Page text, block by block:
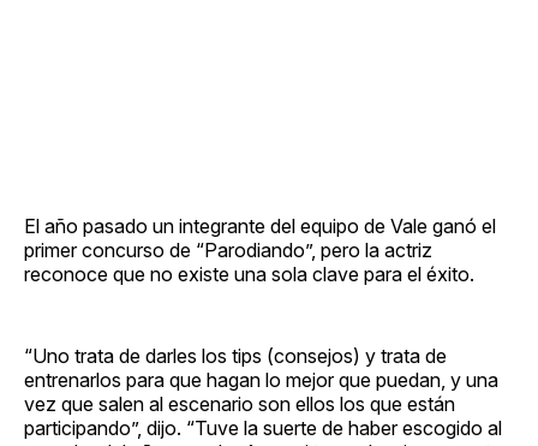
El año pasado un integrante del equipo de Vale ganó el
primer concurso de “Parodiando”, pero la actriz
reconoce que no existe una sola clave para el éxito.
“Uno trata de darles los tips (consejos) y trata de
entrenarlos para que hagan lo mejor que puedan, y una
vez que salen al escenario son ellos los que están
participando”, dijo. “Tuve la suerte de haber escogido al